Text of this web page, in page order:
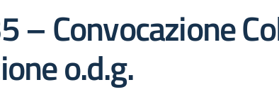
– Convocazione
o.d.g.